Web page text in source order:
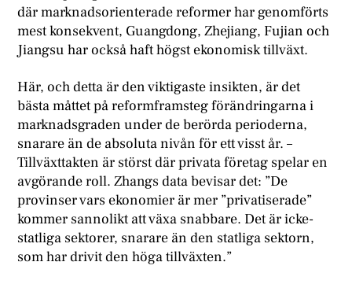
där marknadsorienterade reformer har genomförts
mest konsekvent, Guangdong, Zhejiang, Fujian och
Jiangsu har också haft högst ekonomisk tillväxt.
Här, och detta är den viktigaste insikten, är det
bästa måttet på reformframsteg förändringarna i
marknadsgraden under de berörda perioderna,
snarare än de absoluta nivån för ett visst år. –
Tillväxttakten är störst där privata företag spelar en
avgörande roll. Zhangs data bevisar det: ”De
provinser vars ekonomier är mer ”privatiserade”
kommer sannolikt att växa snabbare. Det är icke-
statliga sektorer, snarare än den statliga sektorn,
som har drivit den höga tillväxten.”